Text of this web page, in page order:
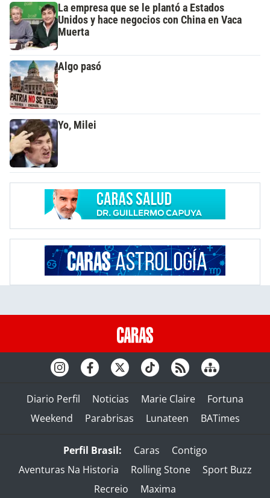
La empresa que se le plantó a Estados
Unidos y hace negocios con China en Vaca
Muerta
Algo pasó
Yo, Milei
Diario Perfil Noticias Marie Claire
Fortuna
Weekend
Parabrisas Lunateen BATimes
Perfil Brasil: Caras
Contigo
Aventuras Na Historia
Rolling Stone
Sport Buzz
Recreio
Maxima